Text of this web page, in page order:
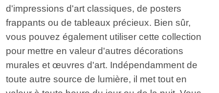
d'impressions d'art classiques, de posters
frappants ou de tableaux précieux. Bien sûr,
vous pouvez également utiliser cette collection
pour mettre en valeur d'autres décorations
murales et œuvres d'art. Indépendamment de
toute autre source de lumière, il met tout en